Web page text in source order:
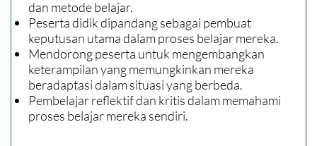
dan metode belajar.
Peserta didik dipandang sebagai pembuat
keputusan utama dalam proses belajar mereka.
Mendorong peserta untuk mengembangkan
keterampilan yang memungkinkan mereka
beradaptasi dalam situasi yang berbeda.
Pembelajar reflektif dan kritis dalam memahami
proses belajar mereka sendiri.